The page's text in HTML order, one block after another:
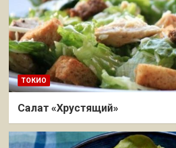
ТОКИО
Салат «Хрустящий»